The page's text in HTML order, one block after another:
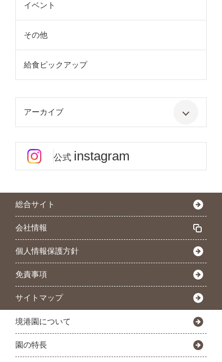
イベント
その他
給食ピックアップ
アーカイブ
公式 instagram
総合サイト
会社情報
個人情報保護方針
免責事項
サイトマップ
境港園について
園の特長